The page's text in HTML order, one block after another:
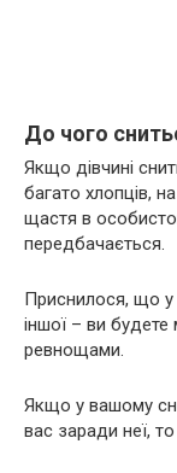
До чого
Якщо дівчині
багато хлопців,
щастя в
передбачається.
Приснилося, що у
іншої – ви
ревнощами.
Якщо у вашому
вас заради неї,